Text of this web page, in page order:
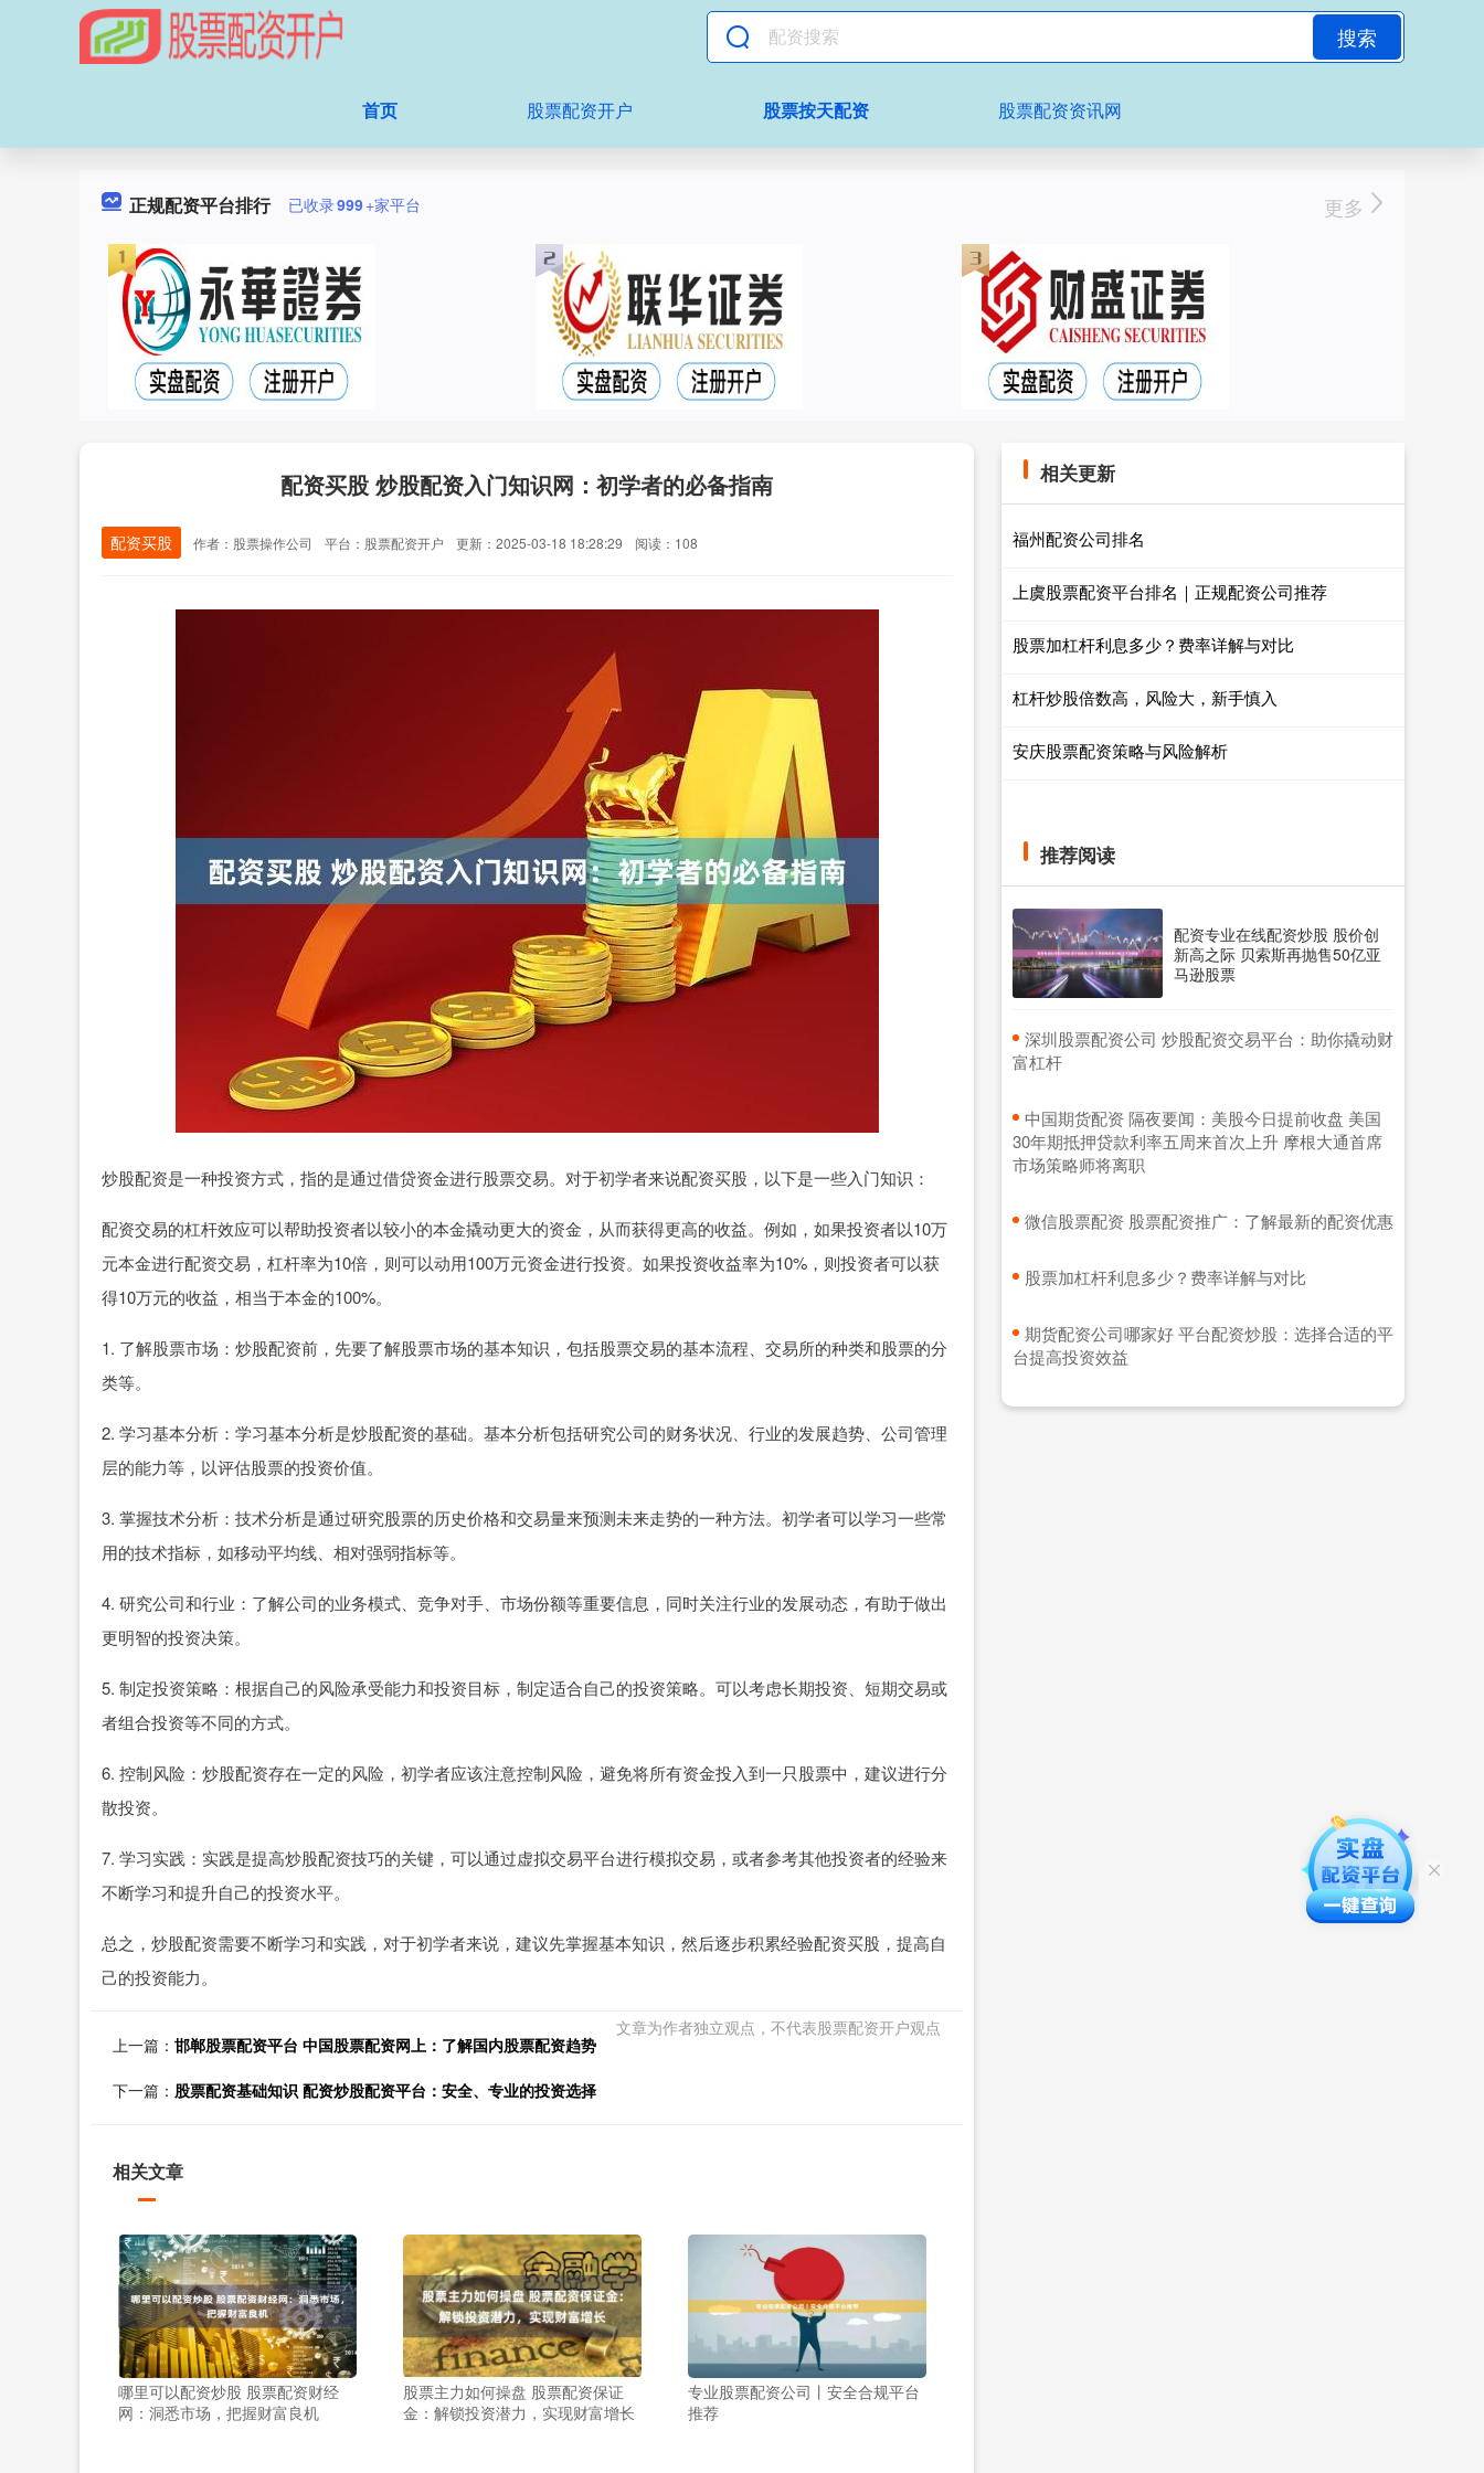
搜索
首页 股票配资开户 股票按天配资 股票配资资讯网
正规配资平台排行 已收录999+家平台 更多
配资买股 炒股配资入门知识网：初学者的必备指南
配资买股 作者：股票操作公司 平台：股票配资开户 更新：2025-03-18 18:28:29 阅读：108
炒股配资是一种投资方式，指的是通过借贷资金进行股票交易。对于初学者来说配资买股，以下是一些入门知识：
配资交易的杠杆效应可以帮助投资者以较小的本金撬动更大的资金，从而获得更高的收益。例如，如果投资者以10万
元本金进行配资交易，杠杆率为10倍，则可以动用100万元资金进行投资。如果投资收益率为10%，则投资者可以获
得10万元的收益，相当于本金的100%。
1. 了解股票市场：炒股配资前，先要了解股票市场的基本知识，包括股票交易的基本流程、交易所的种类和股票的分
类等。
2. 学习基本分析：学习基本分析是炒股配资的基础。基本分析包括研究公司的财务状况、行业的发展趋势、公司管理
层的能力等，以评估股票的投资价值。
3. 掌握技术分析：技术分析是通过研究股票的历史价格和交易量来预测未来走势的一种方法。初学者可以学习一些常
用的技术指标，如移动平均线、相对强弱指标等。
4. 研究公司和行业：了解公司的业务模式、竞争对手、市场份额等重要信息，同时关注行业的发展动态，有助于做出
更明智的投资决策。
5. 制定投资策略：根据自己的风险承受能力和投资目标，制定适合自己的投资策略。可以考虑长期投资、短期交易或
者组合投资等不同的方式。
6. 控制风险：炒股配资存在一定的风险，初学者应该注意控制风险，避免将所有资金投入到一只股票中，建议进行分
散投资。
7. 学习实践：实践是提高炒股配资技巧的关键，可以通过虚拟交易平台进行模拟交易，或者参考其他投资者的经验来
不断学习和提升自己的投资水平。
总之，炒股配资需要不断学习和实践，对于初学者来说，建议先掌握基本知识，然后逐步积累经验配资买股，提高自
己的投资能力。
文章为作者独立观点，不代表股票配资开户观点
上一篇： 邯郸股票配资平台 中国股票配资网上：了解国内股票配资趋势
下一篇： 股票配资基础知识 配资炒股配资平台：安全、专业的投资选择
相关文章
哪里可以配资炒股 股票配资财经
网：洞悉市场，把握财富良机
股票主力如何操盘 股票配资保证
金：解锁投资潜力，实现财富增长
专业股票配资公司丨安全合规平台
推荐
相关更新
福州配资公司排名
上虞股票配资平台排名｜正规配资公司推荐
股票加杠杆利息多少？费率详解与对比
杠杆炒股倍数高，风险大，新手慎入
安庆股票配资策略与风险解析
推荐阅读
配资专业在线配资炒股 股价创
新高之际 贝索斯再抛售50亿亚
马逊股票
​深圳股票配资公司 炒股配资交易平台：助你撬动财
富杠杆
​中国期货配资 隔夜要闻：美股今日提前收盘 美国
30年期抵押贷款利率五周来首次上升 摩根大通首席
市场策略师将离职
​微信股票配资 股票配资推广：了解最新的配资优惠
​股票加杠杆利息多少？费率详解与对比
​期货配资公司哪家好 平台配资炒股：选择合适的平
台提高投资效益